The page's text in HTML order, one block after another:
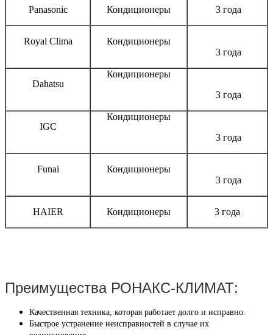
Panasonic Кондиционеры 3 года
Royal Clima
Кондиционеры
3 года
Dahatsu
Кондиционеры
3 года
IGC
Кондиционеры
3 года
Funai
Кондиционеры
3 года
HAIER Кондиционеры 3 года
Преимущества РОНАКС-КЛИМАТ:
Качественная техника, которая работает долго и исправно.
Быстрое устранение неисправностей в случае их